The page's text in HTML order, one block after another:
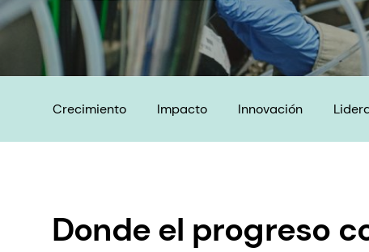
Crecimiento Impacto Innovación
Donde el progreso